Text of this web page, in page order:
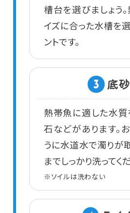
槽台を選びましょう
イズに合った水槽を
ントです。
3 底砂
熱帯魚に適した水
石などがあります。
うに水道水で濁りが
までしっかり洗ってく
※ソイルは洗わない